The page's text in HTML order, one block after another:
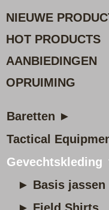
NIEUWE
HOT PRODUCTS
AANBIEDINGEN
OPRUIMING
Baretten ►
Tactical
Gevechtskleding
► Basis jassen